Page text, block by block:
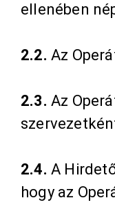
ellenében
2.2. Az
2.3. Az
2.4. A
hogy az